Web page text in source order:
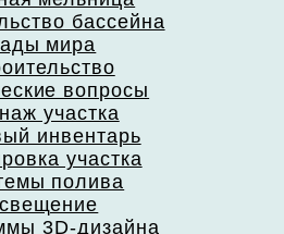
бассейна
мира
вопросы
участка
инвентарь
участка
полива
3D-дизайна